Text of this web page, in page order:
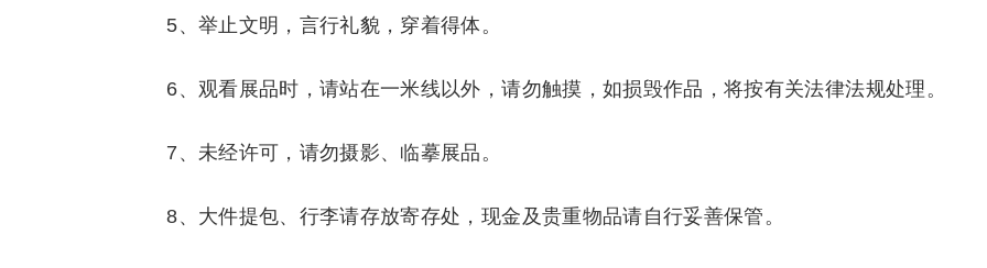
5、举止文明，言行礼貌，穿着得体。
6、观看展品时，请站在一米线以外，请勿触摸，如损毁作品，将按有关法律法规处理。
7、未经许可，请勿摄影、临摹展品。
8、大件提包、行李请存放寄存处，现金及贵重物品请自行妥善保管。